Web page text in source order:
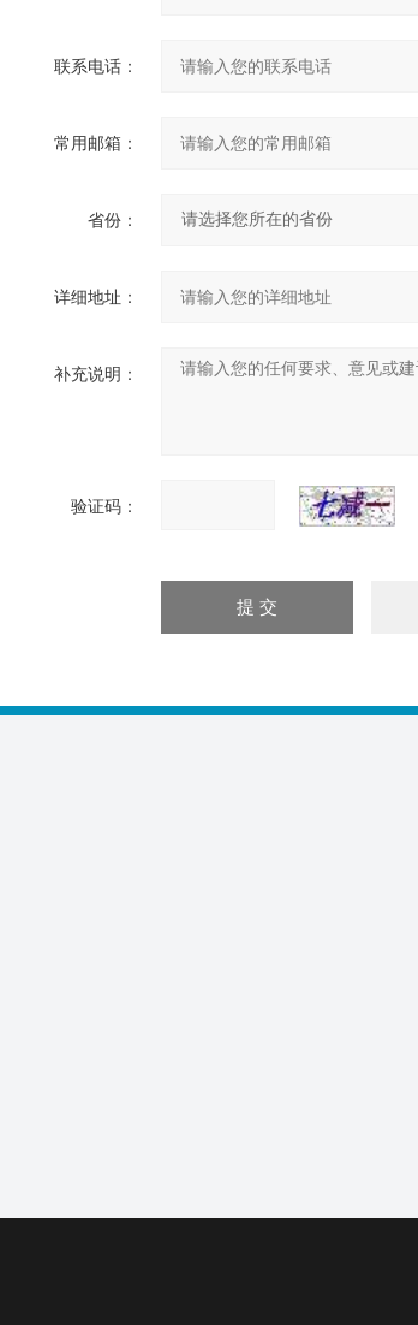
联系电话：
常用邮箱：
省份：
详细地址：
补充说明：
验证码：